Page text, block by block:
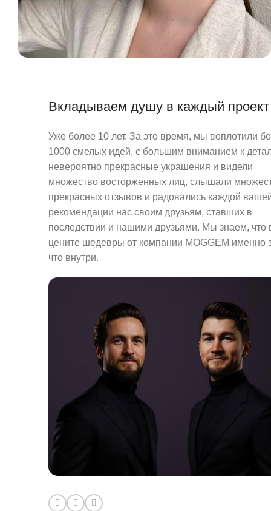
Вкладываем душу в каждый проект
Уже более 10 лет. За это время, мы воплотили
1000 смелых идей, с большим вниманием к
невероятно прекрасные украшения и видели
множество восторженных лиц, слышали
прекрасных отзывов и радовались каждой
рекомендации нас своим друзьям, ставших в
последствии и нашими друзьями. Мы знаем, что
цените шедевры от компании MOGGEM именно
что внутри.